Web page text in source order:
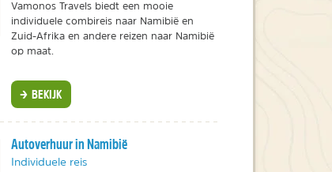
Vamonos Travels biedt een mooie
individuele combireis naar Namibië en
Zuid-Afrika en andere reizen naar Namibië
op maat.
BEKIJK
Autoverhuur in Namibië
Individuele reis